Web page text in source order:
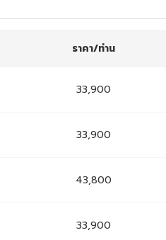
ราคา/ท่าน
33,900
33,900
43,800
33,900